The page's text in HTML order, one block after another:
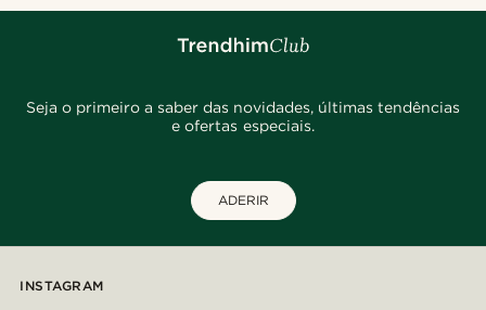
Seja o primeiro a saber das novidades, últimas tendências
e ofertas especiais.
ADERIR
INSTAGRAM